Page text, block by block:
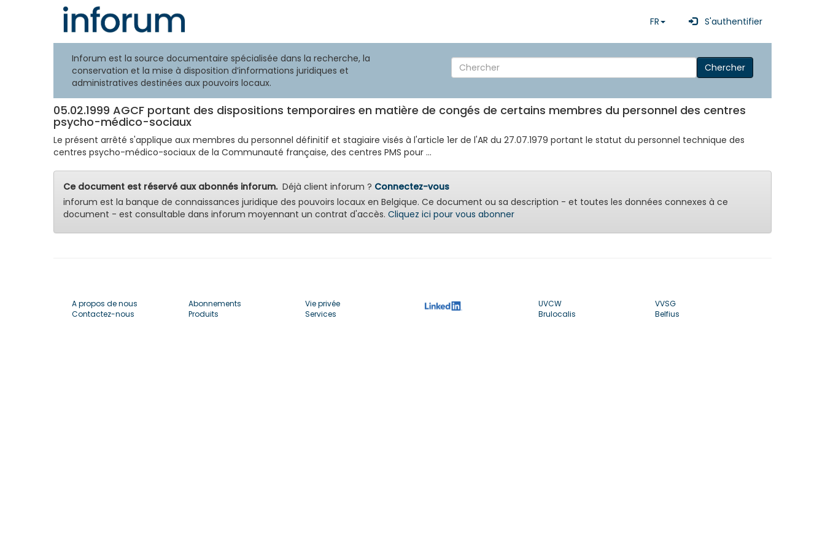
FR S'authentifier
Inforum est la source documentaire spécialisée dans la recherche, la
conservation et la mise à disposition d’informations juridiques et
administratives destinées aux pouvoirs locaux.
Chercher
05.02.1999 AGCF portant des dispositions temporaires en matière de congés de certains membres du personnel des centres
psycho-médico-sociaux
Le présent arrêté s'applique aux membres du personnel définitif et stagiaire visés à l'article 1er de l'AR du 27.07.1979 portant le statut du personnel technique des
centres psycho-médico-sociaux de la Communauté française, des centres PMS pour ...
Ce document est réservé aux abonnés inforum.Déjà client inforum ? Connectez-vous
inforum est la banque de connaissances juridique des pouvoirs locaux en Belgique. Ce document ou sa description - et toutes les données connexes à ce
document - est consultable dans inforum moyennant un contrat d'accès. Cliquez ici pour vous abonner
A propos de nous
Contactez-nous
Abonnements
Produits
Vie privée
Services
UVCW
Brulocalis
VVSG
Belfius